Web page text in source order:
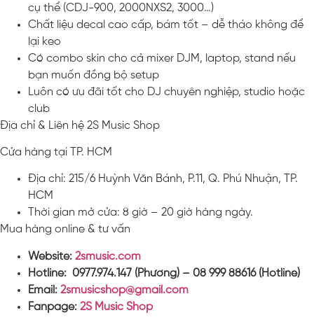
cụ thể (CDJ-900, 2000NXS2, 3000…)
Chất liệu decal cao cấp, bám tốt – dễ tháo không để
lại keo
Có combo skin cho cả mixer DJM, laptop, stand nếu
bạn muốn đồng bộ setup
Luôn có ưu đãi tốt cho DJ chuyên nghiệp, studio hoặc
club
Địa chỉ & Liên hệ 2S Music Shop
Cửa hàng tại TP. HCM
Địa chỉ: 215/6 Huỳnh Văn Bánh, P.11, Q. Phú Nhuận, TP.
HCM
Thời gian mở cửa: 8 giờ – 20 giờ hàng ngày.
Mua hàng online & tư vấn
Website: 2smusic.com
Hotline: 0977.974.147 (Phương) – 08 999 88616 (Hotline)
Email: 2smusicshop@gmail.com
Fanpage: 2S Music Shop